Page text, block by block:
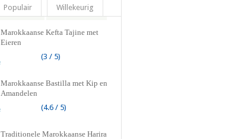
Populair Willekeurig
Marokkaanse Kefta Tajine met
Eieren
(3 / 5)
Marokkaanse Bastilla met Kip en
Amandelen
(4.6 / 5)
Traditionele Marokkaanse Harira